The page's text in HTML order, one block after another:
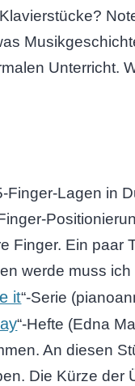
Unterricht.
Finger-Lagen in
Finger. Ein paar
werde muss ich
it“-Serie
“-Hefte (Edna
An diesen
Die Kürze der